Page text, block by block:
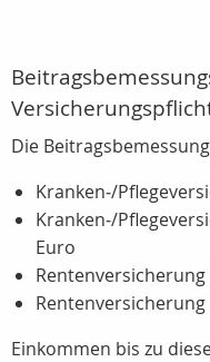
Die
Kranken‑/
Kranken‑/
Euro
Einkommen bis zu